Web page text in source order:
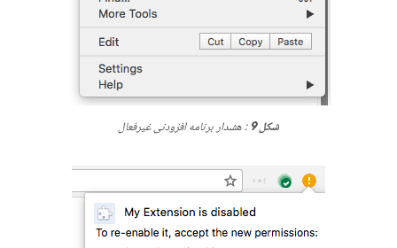
شکل 9 : هشدار برنامه افزودنی غیرفعال